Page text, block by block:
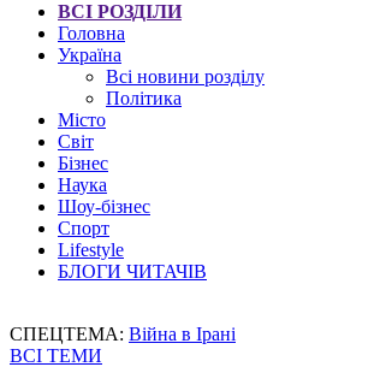
ВСІ РОЗДІЛИ
Головна
Україна
Всі новини розділу
Політика
Місто
Світ
Бізнес
Наука
Шоу-бізнес
Спорт
Lifestyle
БЛОГИ ЧИТАЧІВ
СПЕЦТЕМА: Війна в Ірані
ВСІ ТЕМИ